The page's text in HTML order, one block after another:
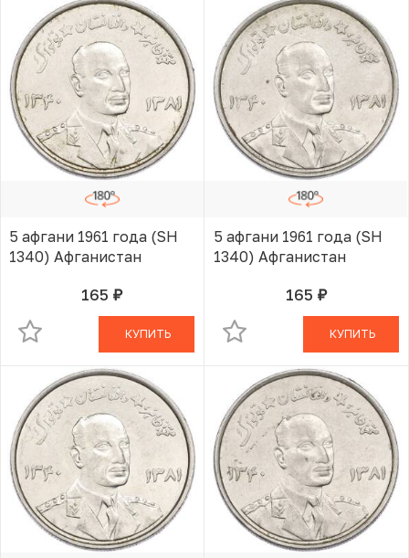
5 афгани 1961 года (SH
1340) Афганистан
165 руб.В КОРЗИНЕ
КУПИТЬ
5 афгани 1961 года (SH
1340) Афганистан
165 руб.В КОРЗИНЕ
КУПИТЬ